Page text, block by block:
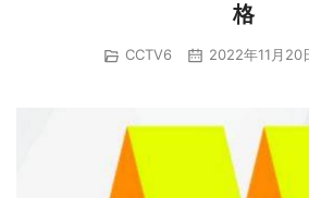
格
CCTV6 2022年11月20